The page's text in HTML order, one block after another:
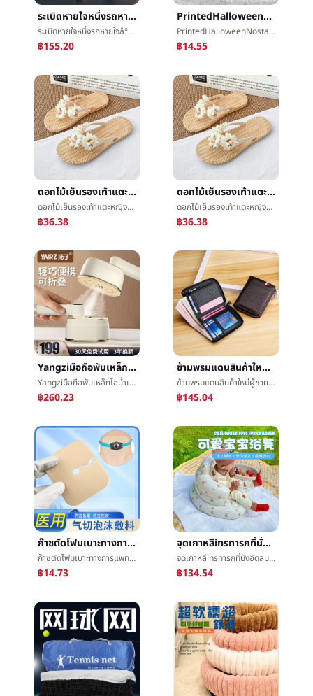
ระเบิดหายใจหนึ่งรถหายใจå°å¨บ้านรถคู่มินิเครื่องดักฝุ่นใหญ่หายใจåไร้สายมือถือแบบพกพาหายใจå°å¨
ระเบิดหายใจหนึ่งรถหายใจå°å¨บ้านรถคู่มินิเครื่องดักฝุ่นใหญ่หายใจåไร้สายมือถือแบบพกพาหายใจå°å¨
฿155.20
PrintedHalloweenNostalgiaBucketsÂฟักทองบาร์เรลวันฮาโลวีนฟักทองลูกอมพิธี
PrintedHalloweenNostalgiaBucketsÂฟักทองบาร์เรลวันฮาโลวีนฟักทองลูกอมพิธี
฿14.55
ดอกไม้เย็นรองเท้าแตะหญิงฤดูร้อนข้างนอกสวมใส่แบนสามารถเปียกน้ำริมทะเลรูปแฉกแนวตั้งลากการแข่งขันกระโปรงโพซี่ย์Miaรองเท้าแตะ
ดอกไม้เย็นรองเท้าแตะหญิงฤดูร้อนข้างนอกสวมใส่แบนสามารถเปียกน้ำริมทะเลรูปแฉกแนวตั้งลากการแข่งขันกระโปรงโพซี่ย์Miaรองเท้าแตะ
฿36.38
ดอกไม้เย็นรองเท้าแตะหญิงฤดูร้อนข้างนอกสวมใส่แบนสามารถเปียกน้ำริมทะเลรูปแฉกแนวตั้งลากการแข่งขันกระโปรงโพซี่ย์Miaรองเท้าแตะ
ดอกไม้เย็นรองเท้าแตะหญิงฤดูร้อนข้างนอกสวมใส่แบนสามารถเปียกน้ำริมทะเลรูปแฉกแนวตั้งลากการแข่งขันกระโปรงโพซี่ย์Miaรองเท้าแตะ
฿36.38
Yangziมือถือพับเหล็กไอน้ำเรือกลไฟเสื้อผ้าครัวเรือนขนาดเล็กเครื่องรีดผ้าแบบพกพาใหญ่ไอน้ำç¨เสื้อผ้าเครื่องยุโรปแทรก
Yangziมือถือพับเหล็กไอน้ำเรือกลไฟเสื้อผ้าครัวเรือนขนาดเล็กเครื่องรีดผ้าแบบพกพาใหญ่ไอน้ำç¨เสื้อผ้าเครื่องยุโรปแทรก
฿260.23
ข้ามพรมแดนสินค้าใหม่ผู้ชายกระเป๋าสตางค์rfidบัตรบรรจุภัณฑ์สั้นกระเป๋าสตางค์หัวชั้นcowhideบัตรบรรจุภัณฑ์ขโมยแปรงหญิงผู้ถือบัตรแพคเกจM
ข้ามพรมแดนสินค้าใหม่ผู้ชายกระเป๋าสตางค์rfidบัตรบรรจุภัณฑ์สั้นกระเป๋าสตางค์หัวชั้นcowhideบัตรบรรจุภัณฑ์ขโมยแปรงหญิงผู้ถือบัตรแพคเกจM
฿145.04
ก๊าซตัดโฟมเบาะทางการแพทย์ก๊าซç®¡ตัดå£เบาะก๊าซตัดใช้การเปิดการแต่งตัวฟองน้ำความแข็งแรงซึมซับก๊าซตัดพยาบาลนำมาใช้
ก๊าซตัดโฟมเบาะทางการแพทย์ก๊าซç®¡ตัดå£เบาะก๊าซตัดใช้การเปิดการแต่งตัวฟองน้ำความแข็งแรงซึมซับก๊าซตัดพยาบาลนำมาใช้
฿14.73
จุดเกาหลีinsทารกที่นั่งอัดลมแบบพกพาเล็กโซฟาทารกต่อต้านตกที่นั่ง6เดือนเรียนนั่งอาบน้ำม้านั่ง
จุดเกาหลีinsทารกที่นั่งอัดลมแบบพกพาเล็กโซฟาทารกต่อต้านตกที่นั่ง6เดือนเรียนนั่งอาบน้ำม้านั่ง
฿134.54